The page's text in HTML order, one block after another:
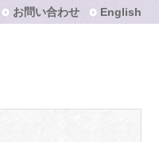
お問い合わせ English